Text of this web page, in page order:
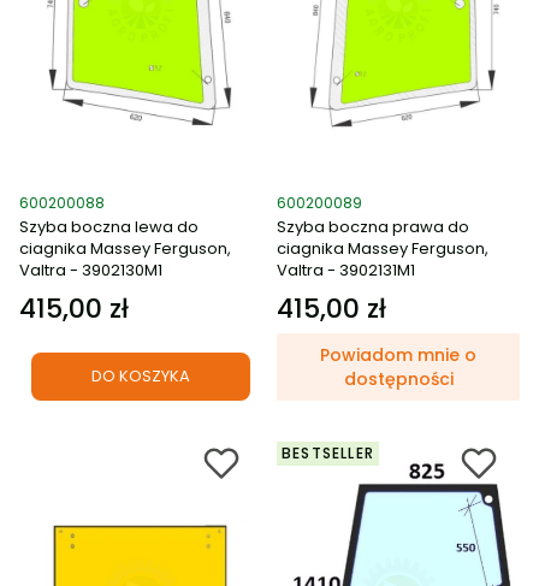
Kod produktu
600200088
Szyba boczna lewa do
ciagnika Massey Ferguson,
Valtra - 3902130M1
Cena
415,00 zł
DO KOSZYKA
Kod produktu
600200089
Szyba boczna prawa do
ciagnika Massey Ferguson,
Valtra - 3902131M1
Cena
415,00 zł
Powiadom mnie o
dostępności
BESTSELLER